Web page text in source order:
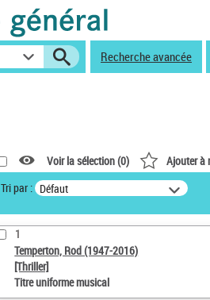
Recherche avancée
Voir la sélection (0) Ajouter à
Tri par : Défaut
1
Temperton, Rod (1947-2016)
[Thriller]
Titre uniforme musical